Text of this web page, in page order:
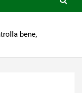
bene,